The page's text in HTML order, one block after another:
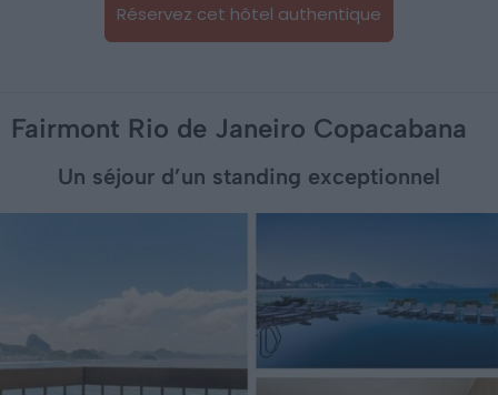
Réservez cet hôtel authentique
Fairmont Rio de Janeiro Copacabana
Un séjour d’un standing exceptionnel